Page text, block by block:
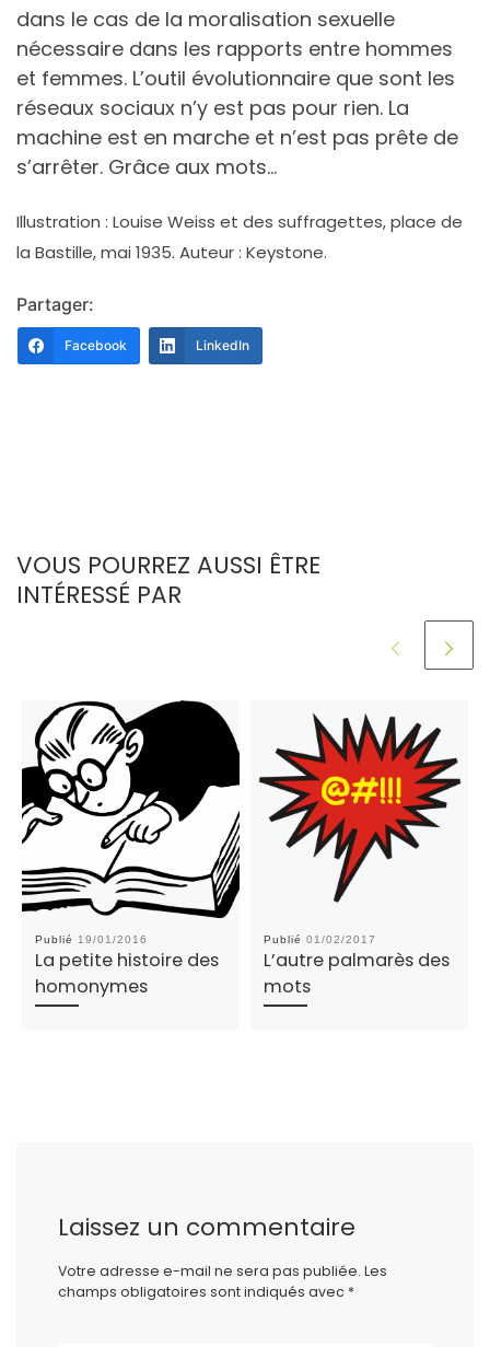
dans le cas de la moralisation sexuelle
nécessaire dans les rapports entre hommes
et femmes. L’outil évolutionnaire que sont les
réseaux sociaux n’y est pas pour rien. La
machine est en marche et n’est pas prête de
s’arrêter. Grâce aux mots…
Illustration : Louise Weiss et des suffragettes, place de
la Bastille, mai 1935. Auteur : Keystone.
Partager:
Facebook LinkedIn
VOUS POURREZ AUSSI ÊTRE
INTÉRESSÉ PAR
Publié 19/01/2016
La petite histoire des
homonymes
Publié 01/02/2017
L’autre palmarès des
mots
Laissez un commentaire
Votre adresse e-mail ne sera pas publiée. Les
champs obligatoires sont indiqués avec *